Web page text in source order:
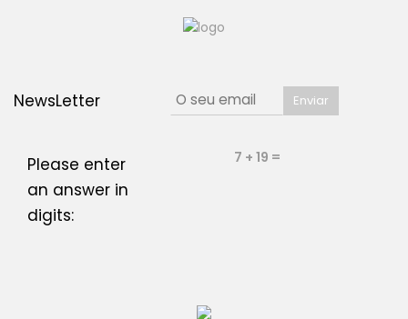
NewsLetter
Please enter
an answer in
digits:
7 + 19 =